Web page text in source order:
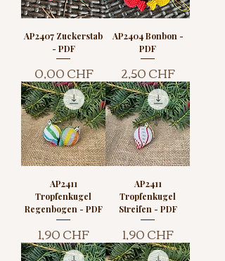
AP2407 Zuckerstab
- PDF
Preis
0,00 CHF
AP2404 Bonbon -
PDF
Preis
2,50 CHF
AP2411
Tropfenkugel
Regenbogen - PDF
Preis
1,90 CHF
AP2411
Tropfenkugel
Streifen - PDF
Preis
1,90 CHF